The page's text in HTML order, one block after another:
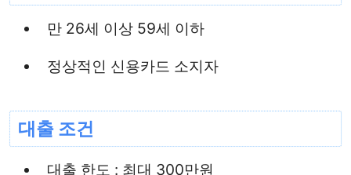
만 26세 이상 59세 이하
정상적인 신용카드 소지자
대출 조건
대출 한도 : 최대 300만원